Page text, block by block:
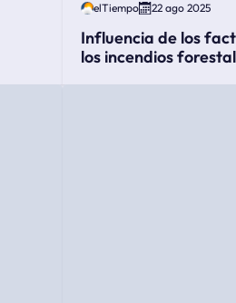
elTiempo 22 ago 2025
Influencia de los
los incendios